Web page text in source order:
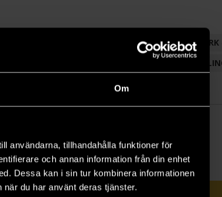
Om
användarna, tillhandahålla funktioner för
och annan information från din enhet
Dessa kan i sin tur kombinera informationen
du har använt deras tjänster.
FACKLITTERATUR
HANTVERK
ROMAN